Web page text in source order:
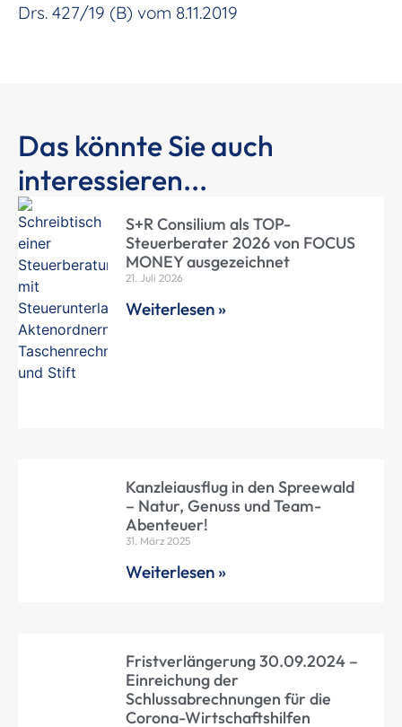
Drs. 427/19 (B) vom 8.11.2019
Das könnte Sie auch
interessieren...
S+R Consilium als TOP-
Steuerberater 2026 von FOCUS
MONEY ausgezeichnet
21. Juli 2026
Weiterlesen »
Kanzleiausflug in den Spreewald
– Natur, Genuss und Team-
Abenteuer!
31. März 2025
Weiterlesen »
Fristverlängerung 30.09.2024 –
Einreichung der
Schlussabrechnungen für die
Corona-Wirtschaftshilfen